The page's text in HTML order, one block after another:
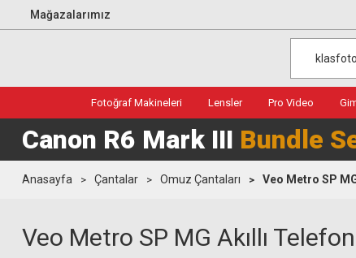
Mağazalarımız
Fotoğraf Makineleri Lensler Pro Video
Canon R6 Mark III Bundle
Anasayfa Çantalar Omuz Çantaları Veo Metro SP
Veo Metro SP MG Akıllı